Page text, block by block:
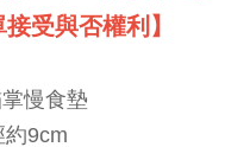
受與否權利】
慢食墊
約9cm